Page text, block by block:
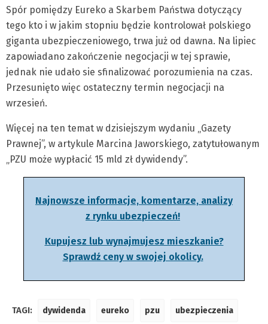
Spór pomiędzy Eureko a Skarbem Państwa dotyczący
tego kto i w jakim stopniu będzie kontrolował polskiego
giganta ubezpieczeniowego, trwa już od dawna. Na lipiec
zapowiadano zakończenie negocjacji w tej sprawie,
jednak nie udało sie sfinalizować porozumienia na czas.
Przesunięto więc ostateczny termin negocjacji na
wrzesień.
Więcej na ten temat w dzisiejszym wydaniu „Gazety
Prawnej”, w artykule Marcina Jaworskiego, zatytułowanym
„PZU może wypłacić 15 mld zł dywidendy”.
Najnowsze informacje, komentarze, analizy
z rynku ubezpieczeń!
Kupujesz lub wynajmujesz mieszkanie?
Sprawdź ceny w swojej okolicy.
TAGI: dywidenda eureko pzu ubezpieczenia